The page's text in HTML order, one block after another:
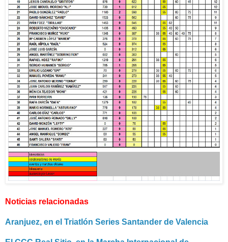
Noticias relacionadas
Aranjuez, en el Triatlón Series Santander de Valencia